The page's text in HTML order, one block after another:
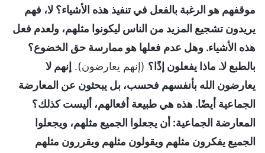
موقفهم هو الرغبة بالفعل في تنفيذ هذه الأشياء؟ لا، فهم
يريدون تشجيع المزيد من الناس ليكونوا مثلهم، ولعدم فعل
هذه الأشياء. وهل عدم فعلها هو ممارسة حق الخضوع؟
بالطبع لا. ماذا يفعلون إذًا؟ (إنهم يعارضون). إنهم لا
يعارضون الله بأنفسهم فحسب، بل يبحثون عن المعارضة
الجماعية أيضًا. هذه هي طبيعة أفعالهم، أليست كذلك؟
المعارضة الجماعية: أن يجعلوا الجميع مثلهم، ويجعلوا
الجميع يفكرون مثلهم ويقولون مثلهم ويقررون مثلهم